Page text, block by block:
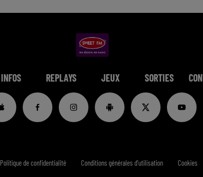
INFOS REPLAYS JEUX SORTIES
Politique de confidentialité Conditions générales d'utilisation Cookies